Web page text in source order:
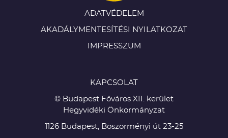
ADATVÉDELEM
AKADÁLYMENTESÍTÉSI NYILATKOZAT
IMPRESSZUM
KAPCSOLAT
© Budapest Főváros XII. kerület
Hegyvidéki Önkormányzat
1126 Budapest, Böszörményi út 23-25